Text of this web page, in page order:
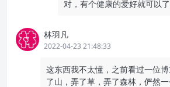
对，有个健康的爱好就可以了
林羽凡
2022-04-23 21:48:33
这东西我不太懂，之前看过一位
了山，弄了草，弄了森林，俨然